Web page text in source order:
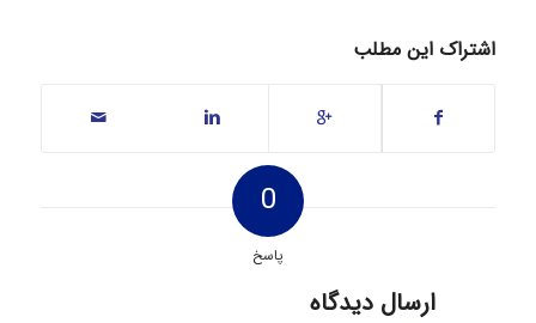
اشتراک این مطلب
0
پاسخ
ارسال دیدگاه